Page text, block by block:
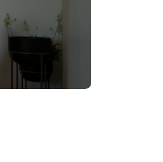
team yang
yang